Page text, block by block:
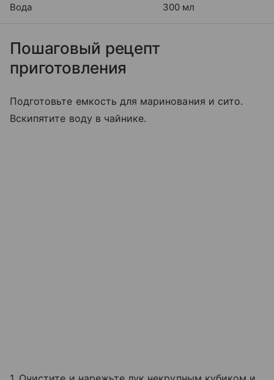
Вода 300 мл
Пошаговый рецепт
приготовления
Подготовьте емкость для маринования и сито.
Вскипятите воду в чайнике.